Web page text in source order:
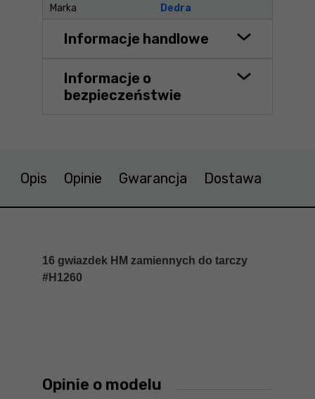
Marka Dedra
Informacje handlowe
Informacje o
bezpieczeństwie
Opis Opinie Gwarancja Dostawa
16 gwiazdek HM zamiennych do tarczy
#H1260
Opinie o modelu